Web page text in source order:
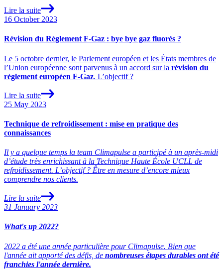
Lire la suite
16 October 2023
Révision du Règlement F-Gaz : bye bye gaz fluorés ?
Le 5 octobre dernier, le Parlement européen et les États membres de
l’Union européenne sont parvenus à un accord sur la révision du
règlement européen F-Gaz. L’objectif ?
Lire la suite
25 May 2023
Technique de refroidissement : mise en pratique des
connaissances
Il y a quelque temps la team Climapulse a participé à un après-midi
d’étude très enrichissant à la Technique Haute École UCLL de
refroidissement. L’objectif ? Être en mesure d’encore mieux
comprendre nos clients.
Lire la suite
31 January 2023
What's up 2022?
2022 a été une année particulière pour Climapulse. Bien que
l'année ait apporté des défis, de nombreuses étapes durables ont été
franchies l'année dernière.